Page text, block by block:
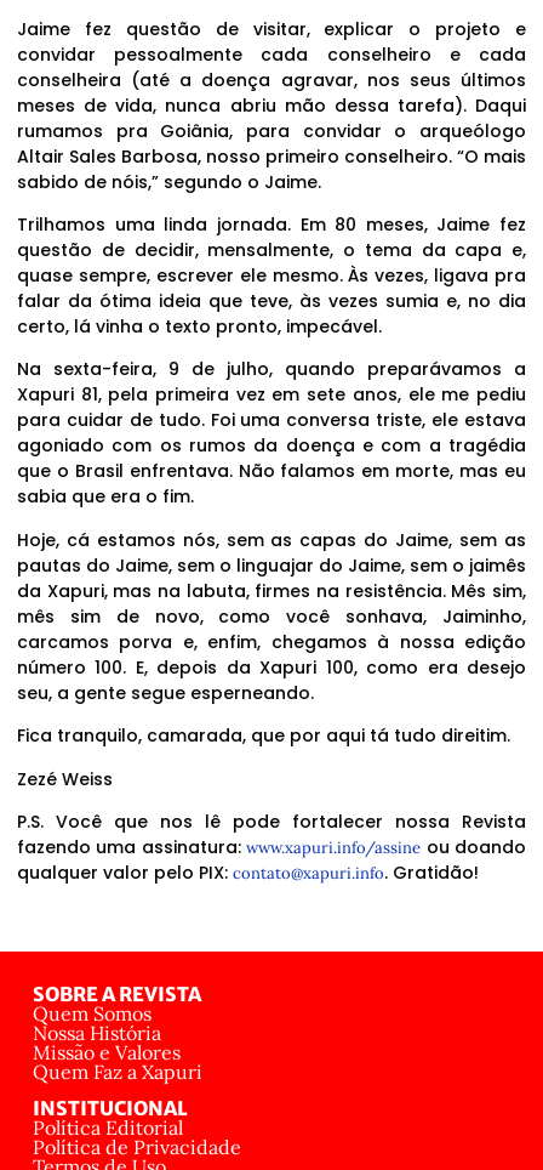
Jaime fez questão de visitar, explicar o projeto e
convidar pessoalmente cada conselheiro e cada
conselheira (até a doença agravar, nos seus últimos
meses de vida, nunca abriu mão dessa tarefa). Daqui
rumamos pra Goiânia, para convidar o arqueólogo
Altair Sales Barbosa, nosso primeiro conselheiro. “O mais
sabido de nóis,” segundo o Jaime.
Trilhamos uma linda jornada. Em 80 meses, Jaime fez
questão de decidir, mensalmente, o tema da capa e,
quase sempre, escrever ele mesmo. Às vezes, ligava pra
falar da ótima ideia que teve, às vezes sumia e, no dia
certo, lá vinha o texto pronto, impecável.
Na sexta-feira, 9 de julho, quando preparávamos a
Xapuri 81, pela primeira vez em sete anos, ele me pediu
para cuidar de tudo. Foi uma conversa triste, ele estava
agoniado com os rumos da doença e com a tragédia
que o Brasil enfrentava. Não falamos em morte, mas eu
sabia que era o fim.
Hoje, cá estamos nós, sem as capas do Jaime, sem as
pautas do Jaime, sem o linguajar do Jaime, sem o jaimês
da Xapuri, mas na labuta, firmes na resistência. Mês sim,
mês sim de novo, como você sonhava, Jaiminho,
carcamos porva e, enfim, chegamos à nossa edição
número 100. E, depois da Xapuri 100, como era desejo
seu, a gente segue esperneando.
Fica tranquilo, camarada, que por aqui tá tudo direitim.
Zezé Weiss
P.S. Você que nos lê pode fortalecer nossa Revista
fazendo uma assinatura:www.xapuri.info/assine ou doando
qualquer valor pelo PIX: contato@xapuri.info. Gratidão!
SOBRE A REVISTA
Quem Somos
Nossa História
Missão e Valores
Quem Faz a Xapuri
INSTITUCIONAL
Política Editorial
Política de Privacidade